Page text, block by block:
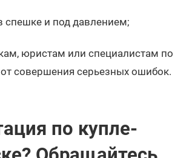
и под давлением;
юристам или специалистам по
совершения серьезных ошибок.
по купле-